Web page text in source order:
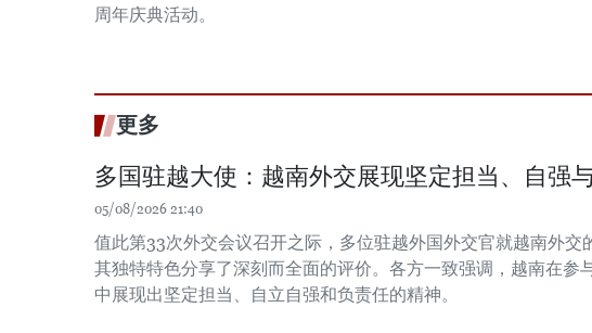
周年庆典活动。
更多
多国驻越大使：越南外交展现坚定担当、自强
05/08/2026 21:40
值此第33次外交会议召开之际，多位驻越外国外交官就越南外交
其独特特色分享了深刻而全面的评价。各方一致强调，越南在参
中展现出坚定担当、自立自强和负责任的精神。